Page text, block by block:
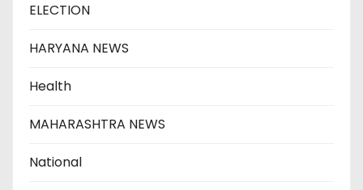
ELECTION
HARYANA NEWS
Health
MAHARASHTRA NEWS
National